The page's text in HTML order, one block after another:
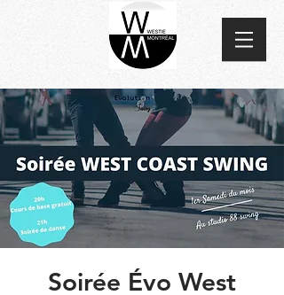
Soirée Évo West